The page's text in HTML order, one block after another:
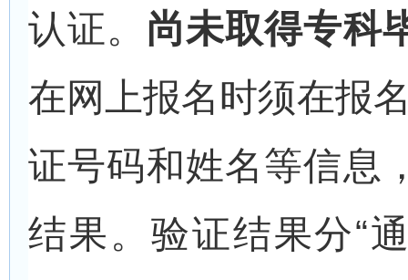
认证。 尚未取得专科
在网上报名时须在报
证号码和姓名等信息
结果。验证结果分“